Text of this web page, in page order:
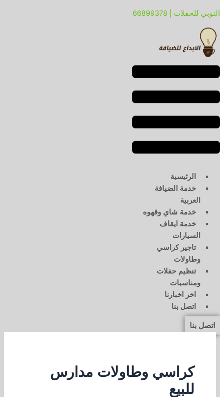
إلى
المحتوى
النوبي للحفلات | 66899378
الرئيسية
خدمة الضيافة
العربية
خدمة شاي وقهوه
خدمة ايقاف
السيارات
تاجير كراسي
وطاولات
تنظيم حفلات
ومناسبات
اخر اخبارنا
اتصل بنا
اتصل بنا
كراسي وطاولات مدارس
للبيع